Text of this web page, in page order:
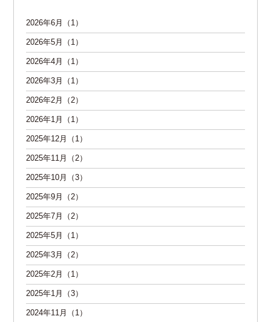
2026年6月（1）
2026年5月（1）
2026年4月（1）
2026年3月（1）
2026年2月（2）
2026年1月（1）
2025年12月（1）
2025年11月（2）
2025年10月（3）
2025年9月（2）
2025年7月（2）
2025年5月（1）
2025年3月（2）
2025年2月（1）
2025年1月（3）
2024年11月（1）